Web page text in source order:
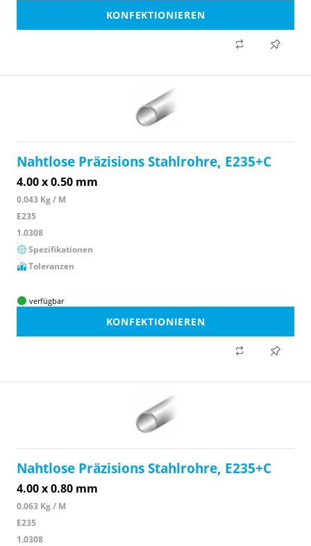
KONFEKTIONIEREN
Nahtlose Präzisions Stahlrohre, E235+C
4.00 x 0.50 mm
0.043 Kg / M
E235
1.0308
Spezifikationen
Toleranzen
verfügbar
KONFEKTIONIEREN
Nahtlose Präzisions Stahlrohre, E235+C
4.00 x 0.80 mm
0.063 Kg / M
E235
1.0308